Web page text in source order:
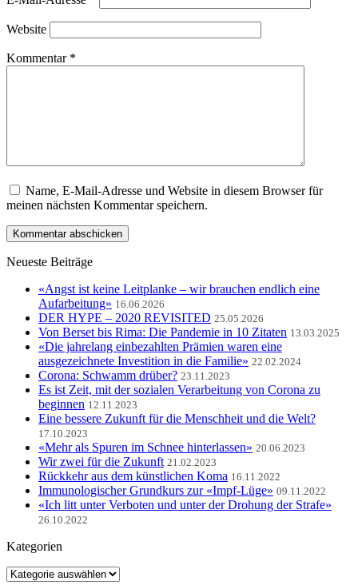
Website
Kommentar *
Name, E-Mail-Adresse und Website in diesem Browser für
meinen nächsten Kommentar speichern.
Neueste Beiträge
«Angst ist keine Leitplanke – wir brauchen endlich eine
Aufarbeitung» 16.06.2026
DER HYPE – 2020 REVISITED 25.05.2026
Von Berset bis Rima: Die Pandemie in 10 Zitaten 13.03.2025
«Die jahrelang einbezahlten Prämien waren eine
ausgezeichnete Investition in die Familie» 22.02.2024
Corona: Schwamm drüber? 23.11.2023
Es ist Zeit, mit der sozialen Verarbeitung von Corona zu
beginnen 12.11.2023
Eine bessere Zukunft für die Menschheit und die Welt?
17.10.2023
«Mehr als Spuren im Schnee hinterlassen» 20.06.2023
Wir zwei für die Zukunft 21.02.2023
Rückkehr aus dem künstlichen Koma 16.11.2022
Immunologischer Grundkurs zur «Impf-Lüge» 09.11.2022
«Ich litt unter Verboten und unter der Drohung der Strafe»
26.10.2022
Kategorien
Kategorien